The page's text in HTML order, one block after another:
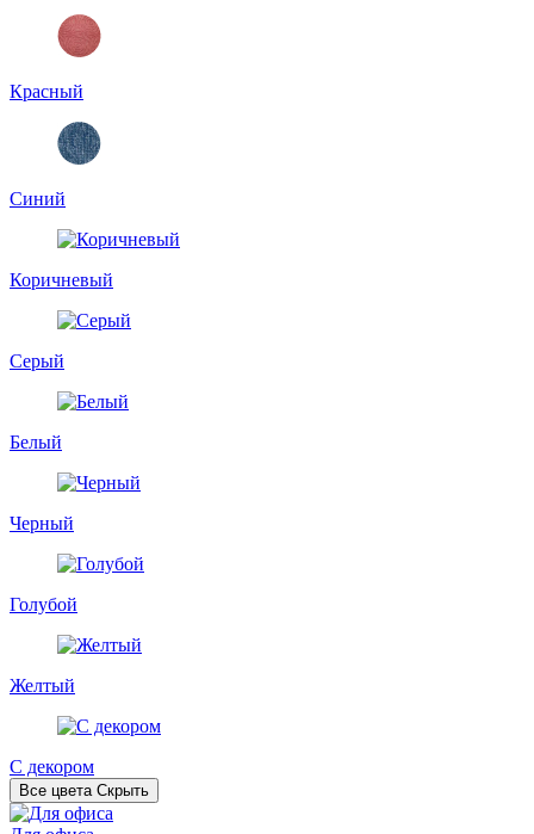
Красный
Синий
Коричневый
Серый
Белый
Черный
Голубой
Желтый
С декором
Все цвета Скрыть